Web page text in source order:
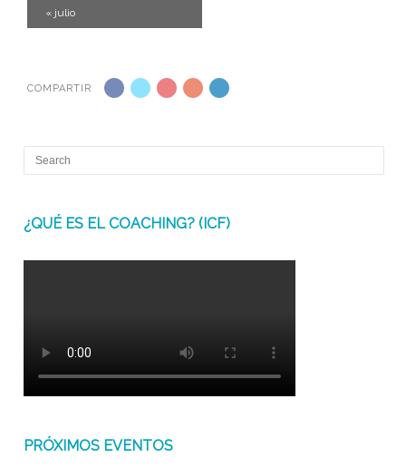
« julio
COMPARTIR
¿QUÉ ES EL COACHING? (ICF)
PRÓXIMOS EVENTOS